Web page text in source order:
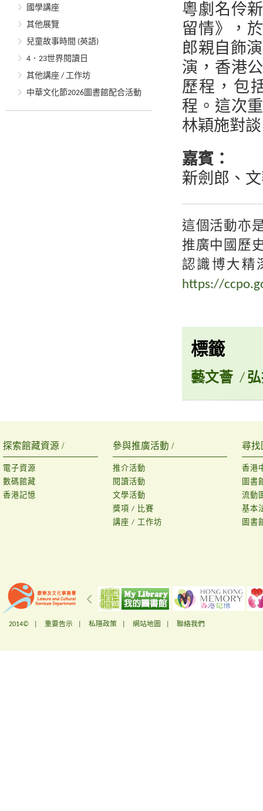
國學講座
其他展覽
兒童故事時間 (英語)
4．23世界閱讀日
其他講座 / 工作坊
中華文化節2026圖書館配合活動
粵劇名伶
留情》，
郎親自飾
演，香港
歷程，包
程。這次
林穎施對
嘉賓：
新劍郎、
這個活動亦
推廣中國歷
認識博大精
https://
標籤
藝文薈 /
探索館藏資源 /
電子資源
數碼館藏
香港記憶
參與推廣活動 /
推介活動
閱讀活動
文學活動
獎項 / 比賽
講座 / 工作坊
尋找
香港
圖書
流動
基本
圖書
2014© | 重要告示 私隱政策 網站地圖 聯絡我們